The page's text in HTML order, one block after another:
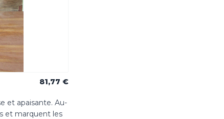
81,77 €
et apaisante. Au-
et marquent les